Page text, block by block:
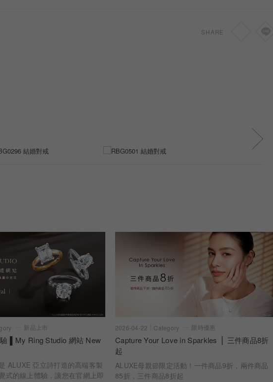
SHARE
新品上市
▌My Ring Studio 網站 New
ALUXE 亞立詩打造的高端客製
式的線上體驗，讓您在官網上即
2026-04-22 Category 限時優惠
Capture Your Love in Sparkles ⎪ 三件商品8折
起
ALUXE母親節限定活動！一件商品9折，兩件商品
85折，三件商品8折起